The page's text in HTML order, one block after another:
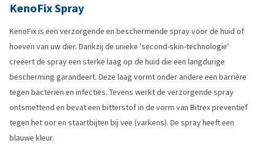
KenoFix Spray
KenoFix is een verzorgende en beschermende spray voor de huid of
hoeven van uw dier. Dankzij de unieke 'second-skin-technologie'
creëert de spray een sterke laag op de huid die een langdurige
bescherming garandeert. Deze laag vormt onder andere een barrière
tegen bacteriën en infecties. Tevens werkt de verzorgende spray
ontsmettend en bevat een bitterstof in de vorm van Bitrex preventief
tegen het oor en staartbijten bij vee (varkens). De spray heeft een
blauwe kleur.